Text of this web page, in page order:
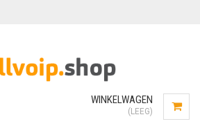
WINKELWAGEN
(LEEG)